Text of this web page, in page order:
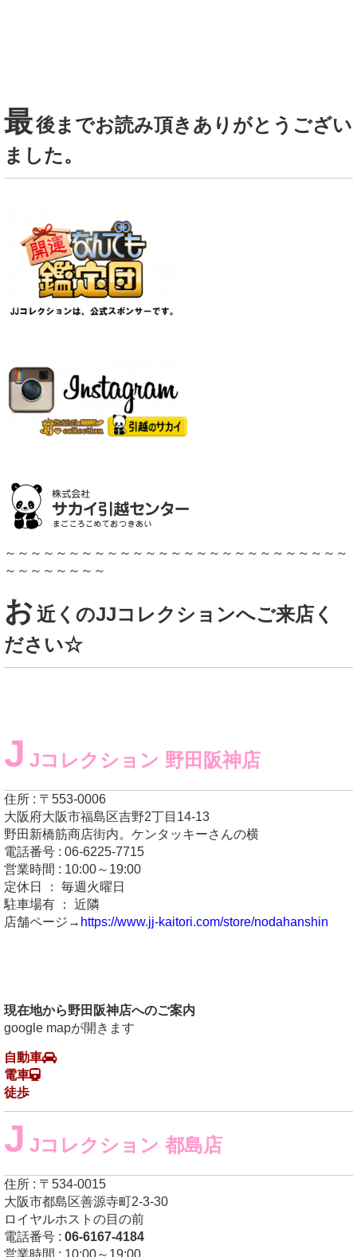
最後までお読み頂きありがとうござい
ました。
～～～～～～～～～～～～～～～～～～～～～～～～～～～
～～～～～～～～
お近くのJJコレクションへご来店く
ださい☆
J Jコレクション 野田阪神店
住所 : 〒553-0006
大阪府大阪市福島区吉野2丁目14-13
野田新橋筋商店街内。ケンタッキーさんの横
電話番号 : 06-6225-7715
営業時間 : 10:00～19:00
定休日 ： 毎週火曜日
駐車場有 ： 近隣
店舗ページ→ https://www.jj-kaitori.com/store/nodahanshin
現在地から野田阪神店へのご案内
google mapが開きます
自動車
電車
徒歩
J Jコレクション 都島店
住所 : 〒534-0015
大阪市都島区善源寺町2-3-30
ロイヤルホストの目の前
電話番号 : 06-6167-4184
営業時間 : 10:00～19:00